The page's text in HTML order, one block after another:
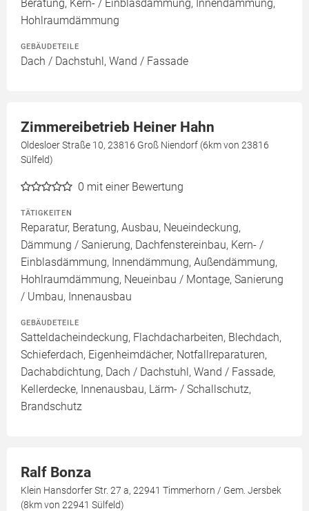
Beratung, Kern- / Einblasdämmung, Innendämmung,
Hohlraumdämmung
GEBÄUDETEILE
Dach / Dachstuhl, Wand / Fassade
Zimmereibetrieb Heiner Hahn
Oldesloer Straße 10, 23816 Groß Niendorf (6km von 23816
Sülfeld)
0 mit einer Bewertung
TÄTIGKEITEN
Reparatur, Beratung, Ausbau, Neueindeckung,
Dämmung / Sanierung, Dachfenstereinbau, Kern- /
Einblasdämmung, Innendämmung, Außendämmung,
Hohlraumdämmung, Neueinbau / Montage, Sanierung
/ Umbau, Innenausbau
GEBÄUDETEILE
Satteldacheindeckung, Flachdacharbeiten, Blechdach,
Schieferdach, Eigenheimdächer, Notfallreparaturen,
Dachabdichtung, Dach / Dachstuhl, Wand / Fassade,
Kellerdecke, Innenausbau, Lärm- / Schallschutz,
Brandschutz
Ralf Bonza
Klein Hansdorfer Str. 27 a, 22941 Timmerhorn / Gem. Jersbek
(8km von 22941 Sülfeld)